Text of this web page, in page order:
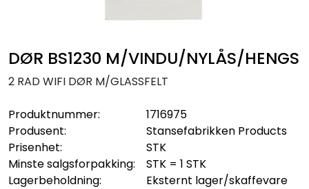
DØR BS1230 M/VINDU/NYLÅS/HENGS
2 RAD WIFI DØR M/GLASSFELT
Produktnummer:
1716975
Produsent:
Stansefabrikken Products
Prisenhet:
STK
Minste salgsforpakking:
STK = 1 STK
Lagerbeholdning:
Eksternt lager/skaffevare